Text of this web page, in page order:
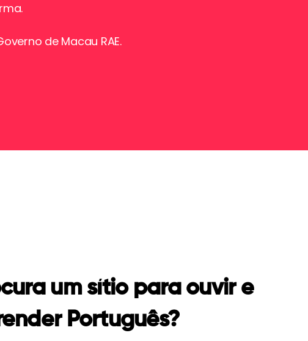
de Macau RAE.
um sítio para ouvir e
Português?